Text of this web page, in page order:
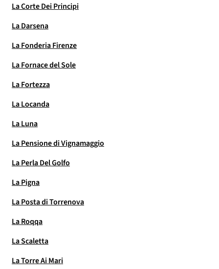
La Corte Dei Principi
La Darsena
La Fonderia Firenze
La Fornace del Sole
La Fortezza
La Locanda
La Luna
La Pensione di Vignamaggio
La Perla Del Golfo
La Pigna
La Posta di Torrenova
La Roqqa
La Scaletta
La Torre Ai Mari